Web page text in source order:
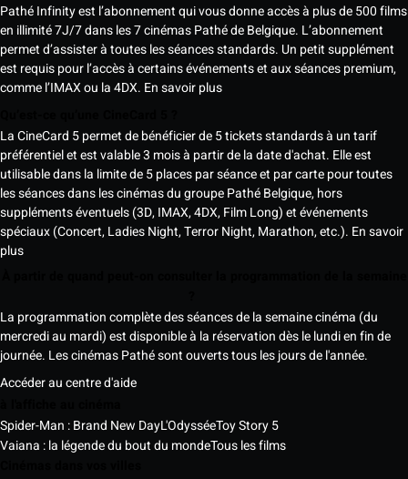
Pathé Infinity est l’abonnement qui vous donne accès à plus de 500 films
en illimité 7J/7 dans les 7 cinémas Pathé de Belgique. L’abonnement
permet d’assister à toutes les séances standards. Un petit supplément
est requis pour l’accès à certains événements et aux séances premium,
comme l’IMAX ou la 4DX. En savoir plus
La CineCard 5 permet de bénéficier de 5 tickets standards à un tarif
préférentiel et est valable 3 mois à partir de la date d'achat. Elle est
utilisable dans la limite de 5 places par séance et par carte pour toutes
les séances dans les cinémas du groupe Pathé Belgique, hors
suppléments éventuels (3D, IMAX, 4DX, Film Long) et événements
spéciaux (Concert, Ladies Night, Terror Night, Marathon, etc.). En savoir
plus
La programmation complète des séances de la semaine cinéma (du
mercredi au mardi) est disponible à la réservation dès le lundi en fin de
journée. Les cinémas Pathé sont ouverts tous les jours de l'année.
Accéder au centre d'aide
Spider-Man : Brand New DayL'OdysséeToy Story 5
Vaiana : la légende du bout du mondeTous les films